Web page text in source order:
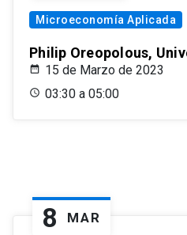
Microeconomía Aplicada
Philip Oreopolous,
15 de Marzo de 2023
03:30 a 05:00
8 MAR